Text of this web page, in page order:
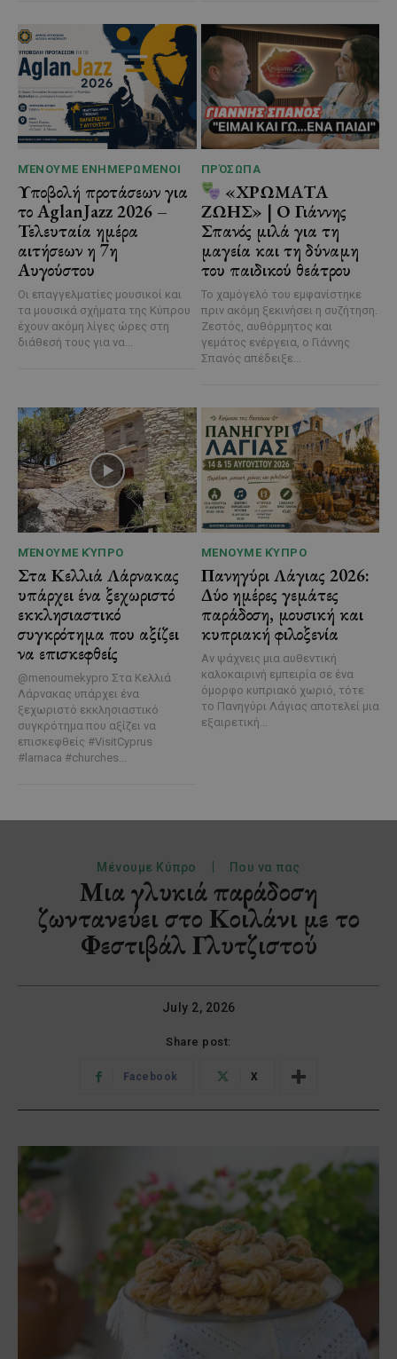
ΜΈΝΟΥΜΕ ΕΝΗΜΕΡΩΜΈΝΟΙ
Υποβολή προτάσεων για
το AglanJazz 2026 –
Τελευταία ημέρα
αιτήσεων η 7η
Αυγούστου
Οι επαγγελματίες μουσικοί και
τα μουσικά σχήματα της Κύπρου
έχουν ακόμη λίγες ώρες στη
διάθεσή τους για να...
ΠΡΌΣΩΠΑ
«ΧΡΩΜΑΤΑ
ΖΩΗΣ» | Ο Γιάννης
Σπανός μιλά για τη
μαγεία και τη δύναμη
του παιδικού θεάτρου
Το χαμόγελό του εμφανίστηκε
πριν ακόμη ξεκινήσει η συζήτηση.
Ζεστός, αυθόρμητος και
γεμάτος ενέργεια, ο Γιάννης
Σπανός απέδειξε...
ΜΈΝΟΥΜΕ ΚΎΠΡΟ
Στα Κελλιά Λάρνακας
υπάρχει ένα ξεχωριστό
εκκλησιαστικό
συγκρότημα που αξίζει
να επισκεφθείς
@menoumekypro Στα Κελλιά
Λάρνακας υπάρχει ένα
ξεχωριστό εκκλησιαστικό
συγκρότημα που αξίζει να
επισκεφθείς #VisitCyprus
#larnaca #churches...
ΜΈΝΟΥΜΕ ΚΎΠΡΟ
Πανηγύρι Λάγιας 2026:
Δύο ημέρες γεμάτες
παράδοση, μουσική και
κυπριακή φιλοξενία
Αν ψάχνεις μια αυθεντική
καλοκαιρινή εμπειρία σε ένα
όμορφο κυπριακό χωριό, τότε
το Πανηγύρι Λάγιας αποτελεί μια
εξαιρετική...